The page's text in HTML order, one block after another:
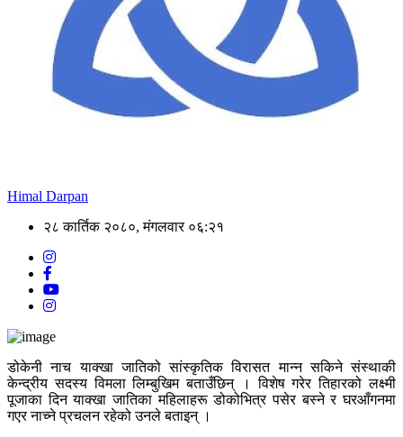
Himal Darpan
२८ कार्तिक २०८०, मंगलवार ०६:२१
डोकेनी नाच याक्खा जातिको सांस्कृतिक विरासत मान्न सकिने संस्थाकी
केन्द्रीय सदस्य विमला लिम्बुखिम बताउँछिन् । विशेष गरेर तिहारको लक्ष्मी
पूजाका दिन याक्खा जातिका महिलाहरू डोकोभित्र पसेर बस्ने र घरआँगनमा
गएर नाच्ने प्रचलन रहेको उनले बताइन् ।